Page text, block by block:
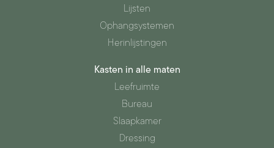
Lijsten
Ophangsystemen
Herinlijstingen
Kasten in alle maten
Leefruimte
Bureau
Slaapkamer
Dressing